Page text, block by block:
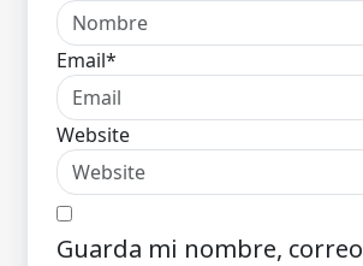
Email*
Website
Guarda mi nombre, correo